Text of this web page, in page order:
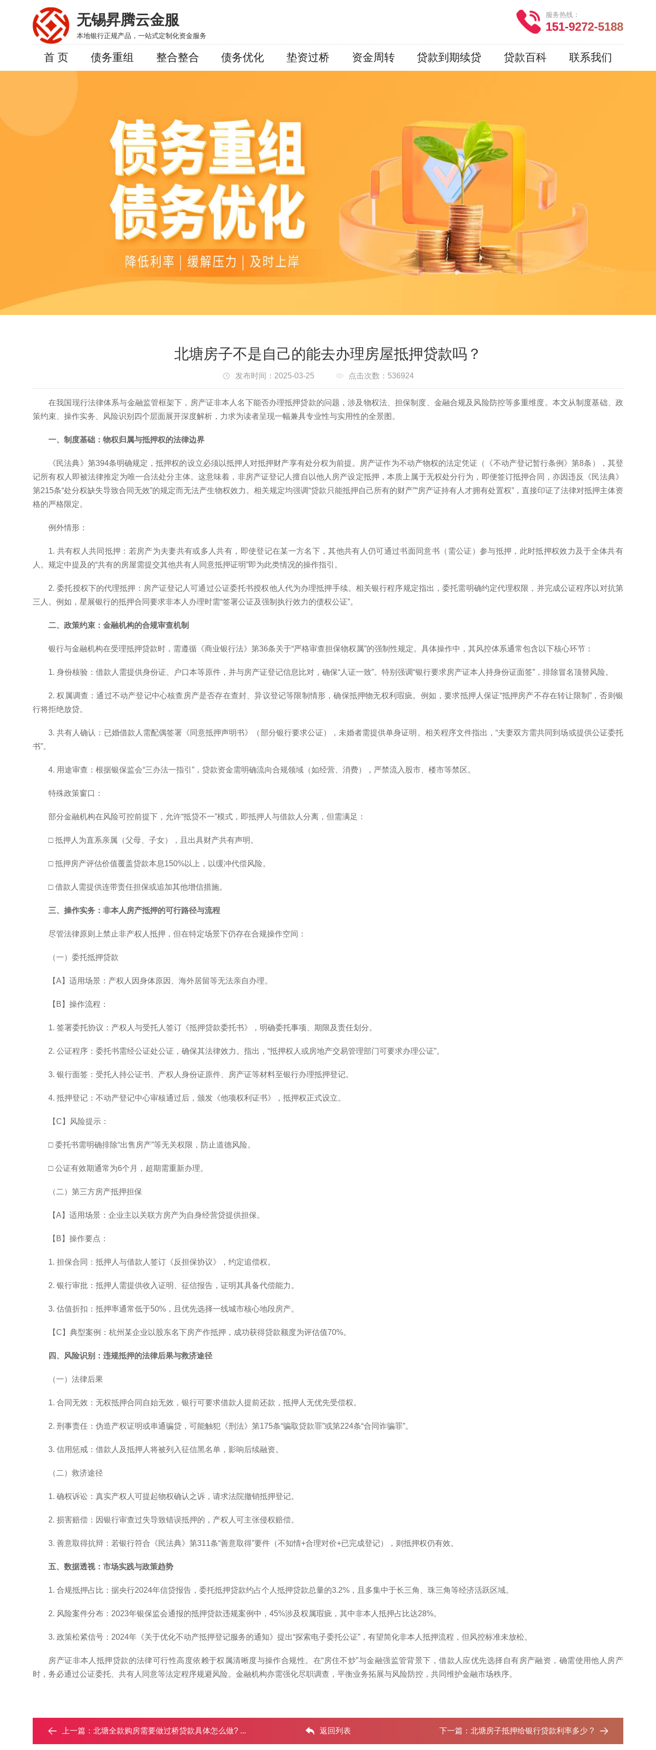
无锡昇腾云金服
本地银行正规产品，一站式定制化资金服务
服务热线：
151-9272-5188
首 页 债务重组 整合整合 债务优化 垫资过桥 资金周转 贷款到期续贷 贷款百科 联系我们
北塘房子不是自己的能去办理房屋抵押贷款吗？
发布时间：2025-03-25 点击次数：536924
在我国现行法律体系与金融监管框架下，房产证非本人名下能否办理抵押贷款的问题，涉及物权法、担保制度、金融合规及风险防控等多重维度。本文从制度基础、政
策约束、操作实务、风险识别四个层面展开深度解析，力求为读者呈现一幅兼具专业性与实用性的全景图。
一、制度基础：物权归属与抵押权的法律边界
《民法典》第394条明确规定，抵押权的设立必须以抵押人对抵押财产享有处分权为前提。房产证作为不动产物权的法定凭证（《不动产登记暂行条例》第8条），其登
记所有权人即被法律推定为唯一合法处分主体。这意味着，非房产证登记人擅自以他人房产设定抵押，本质上属于无权处分行为，即便签订抵押合同，亦因违反《民法典》
第215条“处分权缺失导致合同无效”的规定而无法产生物权效力。相关规定均强调“贷款只能抵押自己所有的财产”“房产证持有人才拥有处置权”，直接印证了法律对抵押主体资
格的严格限定。
例外情形：
1. 共有权人共同抵押：若房产为夫妻共有或多人共有，即使登记在某一方名下，其他共有人仍可通过书面同意书（需公证）参与抵押，此时抵押权效力及于全体共有
人。规定中提及的“共有的房屋需提交其他共有人同意抵押证明”即为此类情况的操作指引。
2. 委托授权下的代理抵押：房产证登记人可通过公证委托书授权他人代为办理抵押手续。相关银行程序规定指出，委托需明确约定代理权限，并完成公证程序以对抗第
三人。例如，星展银行的抵押合同要求非本人办理时需“签署公证及强制执行效力的债权公证”。
二、政策约束：金融机构的合规审查机制
银行与金融机构在受理抵押贷款时，需遵循《商业银行法》第36条关于“严格审查担保物权属”的强制性规定。具体操作中，其风控体系通常包含以下核心环节：
1. 身份核验：借款人需提供身份证、户口本等原件，并与房产证登记信息比对，确保“人证一致”。特别强调“银行要求房产证本人持身份证面签”，排除冒名顶替风险。
2. 权属调查：通过不动产登记中心核查房产是否存在查封、异议登记等限制情形，确保抵押物无权利瑕疵。例如，要求抵押人保证“抵押房产不存在转让限制”，否则银
行将拒绝放贷。
3. 共有人确认：已婚借款人需配偶签署《同意抵押声明书》（部分银行要求公证），未婚者需提供单身证明。相关程序文件指出，“夫妻双方需共同到场或提供公证委托
书”。
4. 用途审查：根据银保监会“三办法一指引”，贷款资金需明确流向合规领域（如经营、消费），严禁流入股市、楼市等禁区。
特殊政策窗口：
部分金融机构在风险可控前提下，允许“抵贷不一”模式，即抵押人与借款人分离，但需满足：
□ 抵押人为直系亲属（父母、子女），且出具财产共有声明。
□ 抵押房产评估价值覆盖贷款本息150%以上，以缓冲代偿风险。
□ 借款人需提供连带责任担保或追加其他增信措施。
三、操作实务：非本人房产抵押的可行路径与流程
尽管法律原则上禁止非产权人抵押，但在特定场景下仍存在合规操作空间：
（一）委托抵押贷款
【A】适用场景：产权人因身体原因、海外居留等无法亲自办理。
【B】操作流程：
1. 签署委托协议：产权人与受托人签订《抵押贷款委托书》，明确委托事项、期限及责任划分。
2. 公证程序：委托书需经公证处公证，确保其法律效力。指出，“抵押权人或房地产交易管理部门可要求办理公证”。
3. 银行面签：受托人持公证书、产权人身份证原件、房产证等材料至银行办理抵押登记。
4. 抵押登记：不动产登记中心审核通过后，颁发《他项权利证书》，抵押权正式设立。
【C】风险提示：
□ 委托书需明确排除“出售房产”等无关权限，防止道德风险。
□ 公证有效期通常为6个月，超期需重新办理。
（二）第三方房产抵押担保
【A】适用场景：企业主以关联方房产为自身经营贷提供担保。
【B】操作要点：
1. 担保合同：抵押人与借款人签订《反担保协议》，约定追偿权。
2. 银行审批：抵押人需提供收入证明、征信报告，证明其具备代偿能力。
3. 估值折扣：抵押率通常低于50%，且优先选择一线城市核心地段房产。
【C】典型案例：杭州某企业以股东名下房产作抵押，成功获得贷款额度为评估值70%。
四、风险识别：违规抵押的法律后果与救济途径
（一）法律后果
1. 合同无效：无权抵押合同自始无效，银行可要求借款人提前还款，抵押人无优先受偿权。
2. 刑事责任：伪造产权证明或串通骗贷，可能触犯《刑法》第175条“骗取贷款罪”或第224条“合同诈骗罪”。
3. 信用惩戒：借款人及抵押人将被列入征信黑名单，影响后续融资。
（二）救济途径
1. 确权诉讼：真实产权人可提起物权确认之诉，请求法院撤销抵押登记。
2. 损害赔偿：因银行审查过失导致错误抵押的，产权人可主张侵权赔偿。
3. 善意取得抗辩：若银行符合《民法典》第311条“善意取得”要件（不知情+合理对价+已完成登记），则抵押权仍有效。
五、数据透视：市场实践与政策趋势
1. 合规抵押占比：据央行2024年信贷报告，委托抵押贷款约占个人抵押贷款总量的3.2%，且多集中于长三角、珠三角等经济活跃区域。
2. 风险案件分布：2023年银保监会通报的抵押贷款违规案例中，45%涉及权属瑕疵，其中非本人抵押占比达28%。
3. 政策松紧信号：2024年《关于优化不动产抵押登记服务的通知》提出“探索电子委托公证”，有望简化非本人抵押流程，但风控标准未放松。
房产证非本人抵押贷款的法律可行性高度依赖于权属清晰度与操作合规性。在“房住不炒”与金融强监管背景下，借款人应优先选择自有房产融资，确需使用他人房产
时，务必通过公证委托、共有人同意等法定程序规避风险。金融机构亦需强化尽职调查，平衡业务拓展与风险防控，共同维护金融市场秩序。
上一篇：北塘全款购房需要做过桥贷款具体怎么做? ...‌ 返回列表 下一篇： 北塘房子抵押给银行贷款利率多少 ?‌